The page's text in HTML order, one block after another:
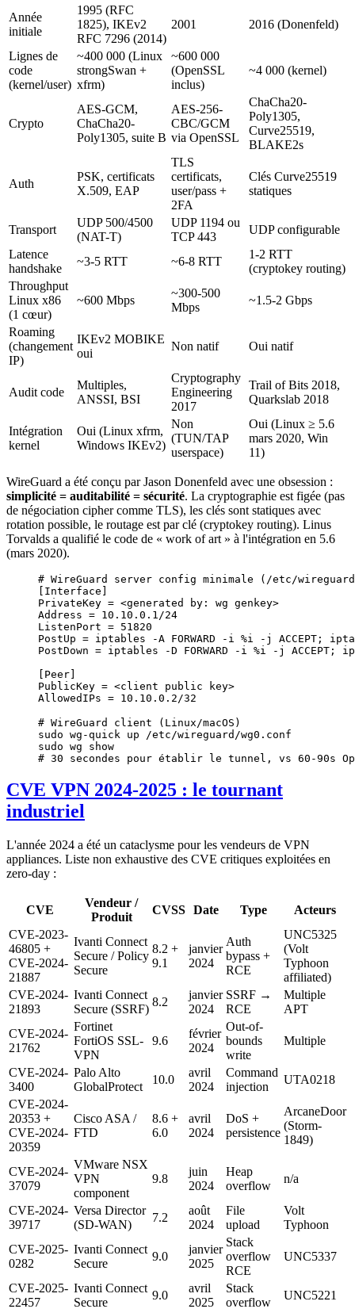
Année
initiale
1995 (RFC
1825), IKEv2
RFC 7296 (2014)
2001 2016 (Donenfeld)
Lignes de
code
(kernel/user)
~400 000 (Linux
strongSwan +
xfrm)
~600 000
(OpenSSL
inclus)
~4 000 (kernel)
Crypto
AES-GCM,
ChaCha20-
Poly1305, suite B
AES-256-
CBC/GCM
via OpenSSL
ChaCha20-
Poly1305,
Curve25519,
BLAKE2s
Auth
PSK, certificats
X.509, EAP
TLS
certificats,
user/pass +
2FA
Clés Curve25519
statiques
Transport
UDP 500/4500
(NAT-T)
UDP 1194 ou
TCP 443
UDP configurable
Latence
handshake
~3-5 RTT ~6-8 RTT
1-2 RTT
(cryptokey routing)
Throughput
Linux x86
(1 cœur)
~600 Mbps
~300-500
Mbps
~1.5-2 Gbps
Roaming
(changement
IP)
IKEv2 MOBIKE
oui
Non natif Oui natif
Audit code
Multiples,
ANSSI, BSI
Cryptography
Engineering
2017
Trail of Bits 2018,
Quarkslab 2018
Intégration
kernel
Oui (Linux xfrm,
Windows IKEv2)
Non
(TUN/TAP
userspace)
Oui (Linux ≥ 5.6
mars 2020, Win
11)
WireGuard a été conçu par Jason Donenfeld avec une obsession :
simplicité = auditabilité = sécurité. La cryptographie est figée (pas
de négociation cipher comme TLS), les clés sont statiques avec
rotation possible, le routage est par clé (cryptokey routing). Linus
Torvalds a qualifié le code de « work of art » à l'intégration en 5.6
(mars 2020).
# WireGuard server config minimale (/etc/
[Interface]
PrivateKey = <generated by: wg genkey>
Address = 10.10.0.1/24
ListenPort = 51820
PostUp = iptables -A FORWARD -i %i -j ACCEPT ;
PostDown = iptables -D FORWARD -i %i -j ACCEPT ;
[Peer]
PublicKey = <client public key>
AllowedIPs = 10.10.0.2/32
# WireGuard client (Linux/macOS)
sudo wg-quick up /etc/wireguard/wg0.conf
sudo wg show
# 30 secondes pour établir le tunnel, vs 60-90s
CVE VPN 2024-2025 : le tournant
industriel
L'année 2024 a été un cataclysme pour les vendeurs de VPN
appliances. Liste non exhaustive des CVE critiques exploitées en
zero-day :
CVE
Vendeur /
Produit
CVSS Date Type
Acteurs
CVE-2023-
46805 +
CVE-2024-
21887
Ivanti Connect
Secure / Policy
Secure
8.2 +
9.1
janvier
2024
Auth
bypass +
RCE
UNC5325
(Volt
Typhoon
affiliated)
CVE-2024-
21893
Ivanti Connect
Secure (SSRF)
8.2
janvier
2024
SSRF →
RCE
Multiple
APT
CVE-2024-
21762
Fortinet
FortiOS SSL-
VPN
9.6
février
2024
Out-of-
bounds
write
Multiple
CVE-2024-
3400
Palo Alto
GlobalProtect
10.0
avril
2024
Command
injection
UTA0218
CVE-2024-
20353 +
CVE-2024-
20359
Cisco ASA /
FTD
8.6 +
6.0
avril
2024
DoS +
persistence
ArcaneDoor
(Storm-
1849)
CVE-2024-
37079
VMware NSX
VPN
component
9.8
juin
2024
Heap
overflow
n/a
CVE-2024-
39717
Versa Director
(SD-WAN)
7.2
août
2024
File
upload
Volt
Typhoon
CVE-2025-
0282
Ivanti Connect
Secure
9.0
janvier
2025
Stack
overflow
RCE
UNC5337
CVE-2025-
22457
Ivanti Connect
Secure
9.0
avril
2025
Stack
overflow
UNC5221